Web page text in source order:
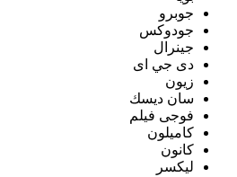
جوبرو
جودوكس
جينرال
دى جي اى
زيون
سان ديسك
فوجى فيلم
كاميلون
كانون
ليكسر